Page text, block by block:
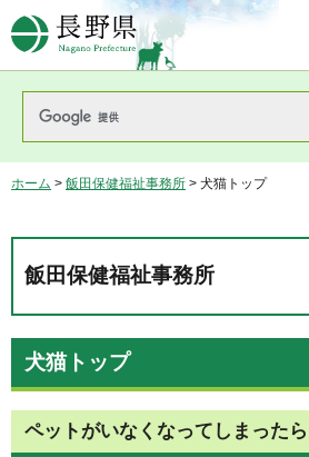
長野県Nagano Prefecture
ホーム > 飯田保健福祉事務所 > 犬猫トップ
飯田保健福祉事務所
犬猫トップ
ペットがいなくなってしまったら